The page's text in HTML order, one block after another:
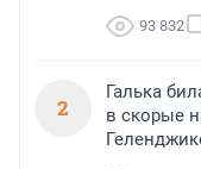
93 832
2
Галька
в скорые